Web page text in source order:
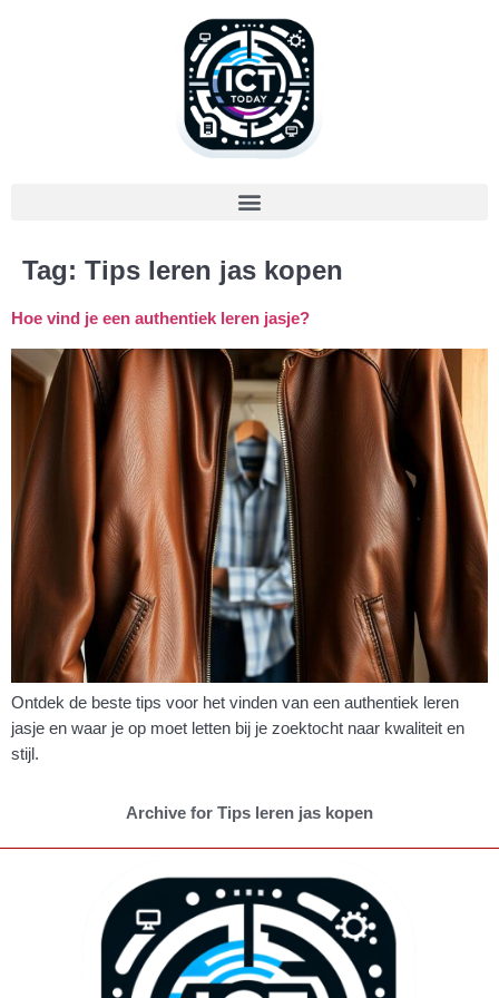
Tag: Tips leren jas kopen
Hoe vind je een authentiek leren jasje?
Ontdek de beste tips voor het vinden van een authentiek leren
jasje en waar je op moet letten bij je zoektocht naar kwaliteit en
stijl.
Archive for Tips leren jas kopen